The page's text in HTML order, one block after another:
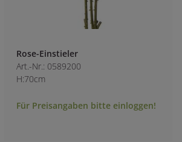
Rose-Einstieler
Art.-Nr.: 0589200
H:70cm
Für Preisangaben bitte einloggen!